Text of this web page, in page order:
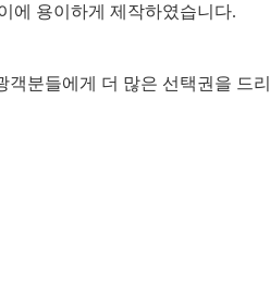
에 용이하게 제작하였습니다.
분들에게 더 많은 선택권을 드리